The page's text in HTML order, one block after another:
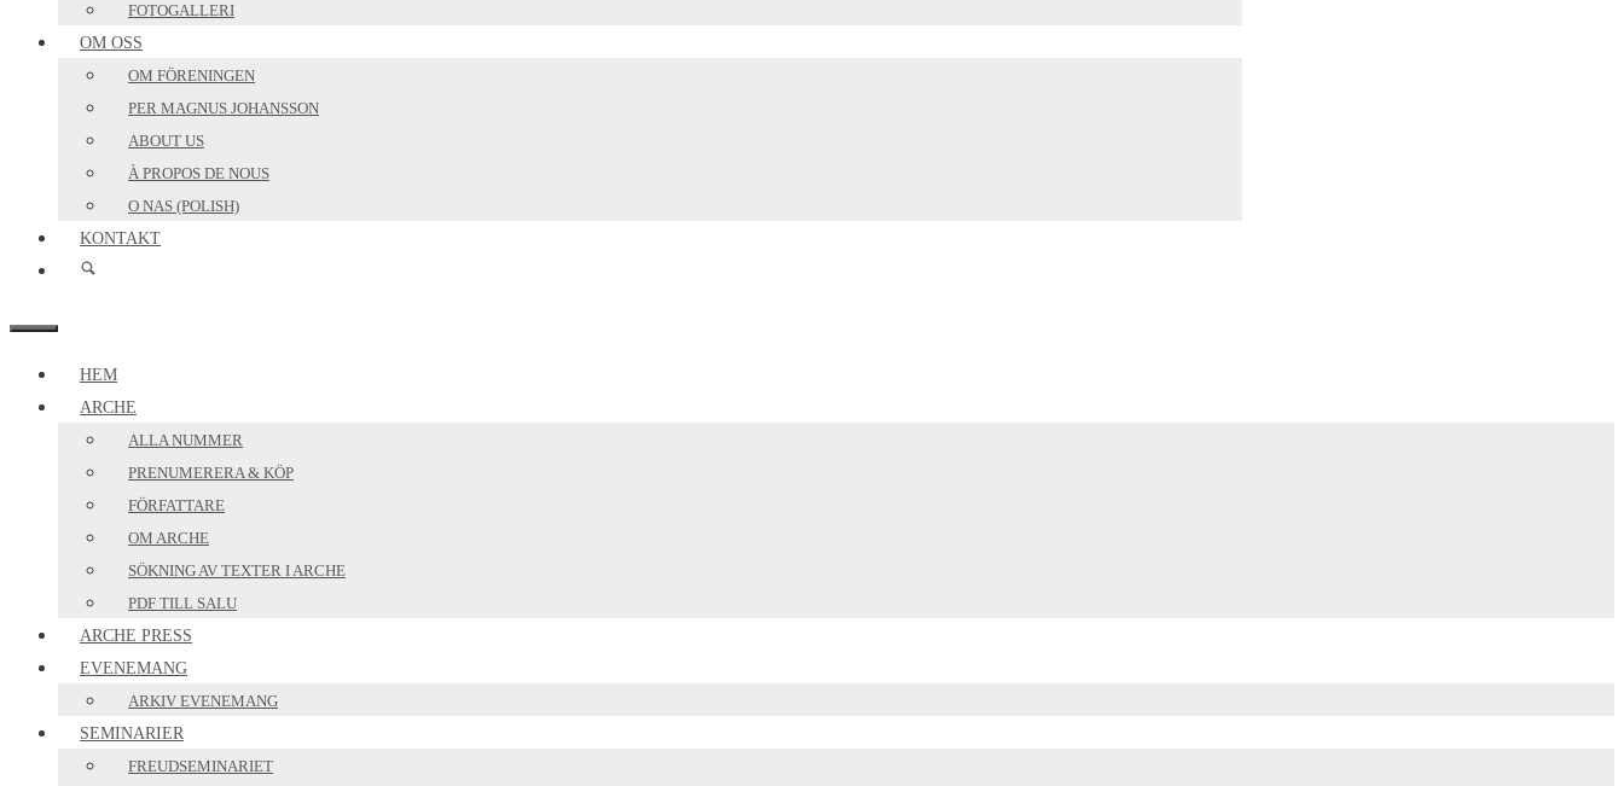
FOTOGALLERI
OM OSS
OM FÖRENINGEN
PER MAGNUS JOHANSSON
ABOUT US
À PROPOS DE NOUS
O NAS (POLISH)
KONTAKT
MENY
HEM
ARCHE
ALLA NUMMER
PRENUMERERA & KÖP
FÖRFATTARE
OM ARCHE
SÖKNING AV TEXTER I ARCHE
PDF TILL SALU
ARCHE PRESS
EVENEMANG
ARKIV EVENEMANG
SEMINARIER
FREUDSEMINARIET